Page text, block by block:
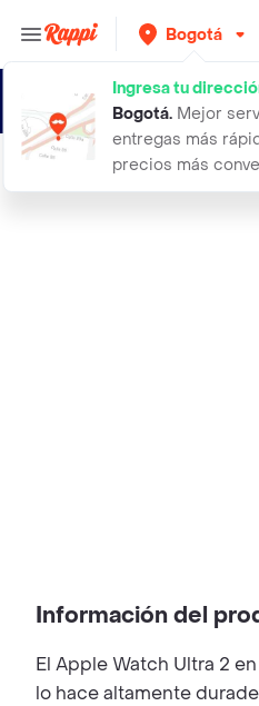
Bogotá
Ingresa tu
Bogotá. Mejor
entregas más
precios más
apple watch ultra 2
Información del
El Apple Watch Ultra 2
lo hace altamente